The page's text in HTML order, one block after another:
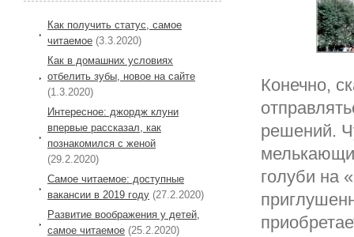
Конечно,
решений.
голуби на
Как получить статус, самое
читаемое (3.3.2020)
Как в домашних условиях
отбелить зубы, новое на сайте
(1.3.2020)
Интересное: джордж клуни
впервые рассказал, как
познакомился с женой
(29.2.2020)
Самое читаемое: доступные
вакансии в 2019 году (27.2.2020)
Развитие воображения у детей,
самое читаемое (25.2.2020)